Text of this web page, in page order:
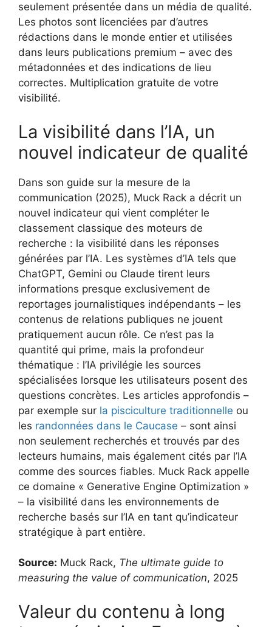
seulement présentée dans un média de qualité.
Les photos sont licenciées par d’autres
rédactions dans le monde entier et utilisées
dans leurs publications premium – avec des
métadonnées et des indications de lieu
correctes. Multiplication gratuite de votre
visibilité.
La visibilité dans l’IA, un
nouvel indicateur de qualité
Dans son guide sur la mesure de la
communication (2025), Muck Rack a décrit un
nouvel indicateur qui vient compléter le
classement classique des moteurs de
recherche : la visibilité dans les réponses
générées par l’IA. Les systèmes d’IA tels que
ChatGPT, Gemini ou Claude tirent leurs
informations presque exclusivement de
reportages journalistiques indépendants – les
contenus de relations publiques ne jouent
pratiquement aucun rôle. Ce n’est pas la
quantité qui prime, mais la profondeur
thématique : l’IA privilégie les sources
spécialisées lorsque les utilisateurs posent des
questions concrètes. Les articles approfondis –
par exemple sur la pisciculture traditionnelle ou
les randonnées dans le Caucase – sont ainsi
non seulement recherchés et trouvés par des
lecteurs humains, mais également cités par l’IA
comme des sources fiables. Muck Rack appelle
ce domaine « Generative Engine Optimization »
– la visibilité dans les environnements de
recherche basés sur l’IA en tant qu’indicateur
stratégique à part entière.
Source: Muck Rack, The ultimate guide to
measuring the value of communication, 2025
Valeur du contenu à long